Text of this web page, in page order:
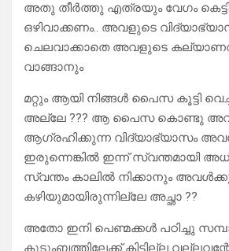
അതു തീർത്തു എത്രയും വേഗം
ഒഴിവാക്കണം.. അവളുടെ
ചെലവാക്കാതെ അവളുടെ
വാങ്ങാനും
മറ്റും ആയി നിങ്ങൾ പൈസ കൂട്ടി
അല്ലേ ??? ആ പൈസ കൊണ്ടു
ആഗ്രഹിക്കുന്ന വിദ്യാഭ്യാസം
ഇരുന്നെങ്കിൽ ഇന്ന് സ്വന്തമായി
സ്വന്തം കാലിൽ നിക്കാനും
കഴിയുമായിരുന്നില്ലേ അച്ഛാ ??
അതോ ഇനി പെണ്മക്കൾ പഠിച്ചു